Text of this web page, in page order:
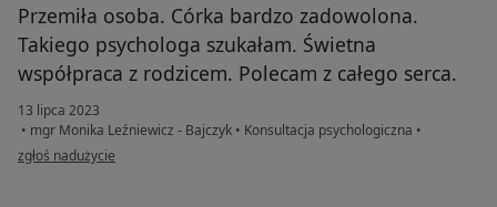
Przemiła osoba. Córka bardzo zadowolona.
Takiego psychologa szukałam. Świetna
współpraca z rodzicem. Polecam z całego serca.
13 lipca 2023
• mgr Monika Leźniewicz - Bajczyk • Konsultacja psychologiczna •
w opinii użytkownika Anna
zgłoś nadużycie